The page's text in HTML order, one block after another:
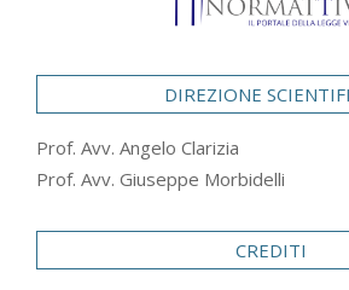
DIREZIONE
Prof. Avv. Angelo Clarizia
Prof. Avv. Giuseppe Morbidelli
CREDITI